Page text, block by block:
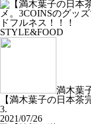
STYLE&FOOD
満木葉
【満木葉子の日本茶
3.
2021/07/26